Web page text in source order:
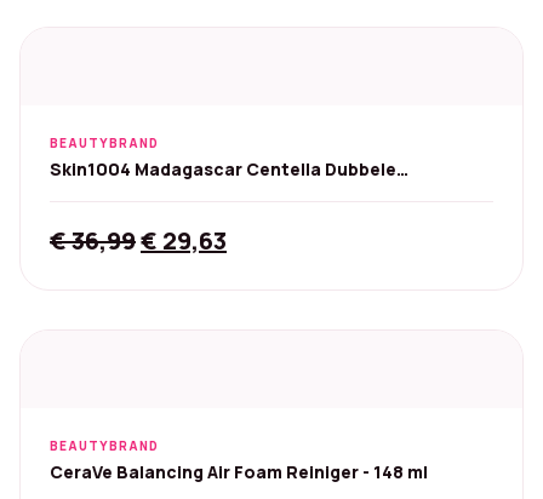
BEAUTYBRAND
Skin1004 Madagascar Centella Dubbele
€36,99Original
€ 36,99.
€ 29,63
€ 29,63.
BEAUTYBRAND
CeraVe Balancing Air Foam Reiniger - 148 ml